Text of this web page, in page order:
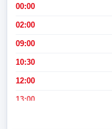
00:00
02:00
09:00
10:30
12:00
13:00